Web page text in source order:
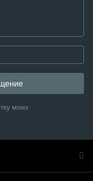
моих